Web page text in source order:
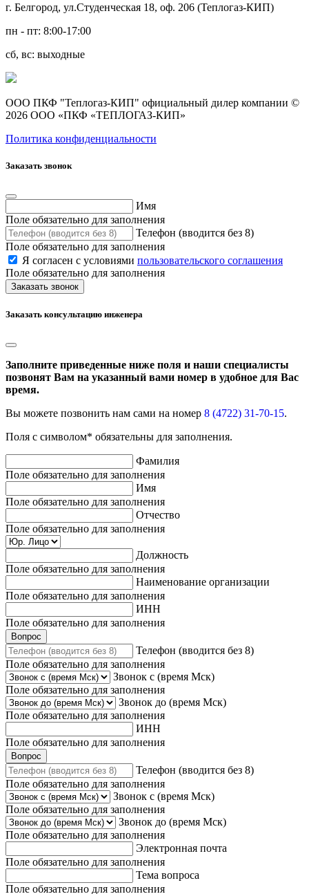
г. Белгород, ул.Студенческая 18, оф. 206 (Теплогаз-КИП)
пн - пт: 8:00-17:00
сб, вс: выходные
ООО ПКФ "Теплогаз-КИП" официальный дилер компании ©
2026 ООО «ПКФ «ТЕПЛОГАЗ-КИП»
Политика конфиденциальности
Заказать звонок
Имя
Поле обязательно для заполнения
Телефон (вводится без 8)
Поле обязательно для заполнения
Я согласен с условиями пользовательского соглашения
Поле обязательно для заполнения
Заказать звонок
Заказать консультацию инженера
Заполните приведенные ниже поля и наши специалисты
позвонят Вам на указанный вами номер в удобное для Вас
время.
Вы можете позвонить нам сами на номер 8 (4722) 31-70-15.
Поля с символом* обязательны для заполнения.
Фамилия
Поле обязательно для заполнения
Имя
Поле обязательно для заполнения
Отчество
Поле обязательно для заполнения
Должность
Поле обязательно для заполнения
Наименование организации
Поле обязательно для заполнения
ИНН
Поле обязательно для заполнения
Вопрос
Телефон (вводится без 8)
Поле обязательно для заполнения
Звонок с (время Мск)
Поле обязательно для заполнения
Звонок до (время Мск)
Поле обязательно для заполнения
ИНН
Поле обязательно для заполнения
Вопрос
Телефон (вводится без 8)
Поле обязательно для заполнения
Звонок с (время Мск)
Поле обязательно для заполнения
Звонок до (время Мск)
Поле обязательно для заполнения
Электронная почта
Поле обязательно для заполнения
Тема вопроса
Поле обязательно для заполнения